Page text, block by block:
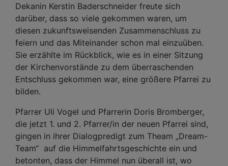
Dekanin Kerstin Baderschneider freute sich
darüber, dass so viele gekommen waren, um
diesen zukunftsweisenden Zusammenschluss zu
feiern und das Miteinander schon mal einzuüben.
Sie erzählte im Rückblick, wie es in einer Sitzung
der Kirchenvorstände zu dem überraschenden
Entschluss gekommen war, eine größere Pfarrei zu
bilden.
Pfarrer Uli Vogel und Pfarrerin Doris Bromberger,
die jetzt 1. und 2. Pfarrer/in der neuen Pfarrei sind,
gingen in ihrer Dialogpredigt zum Theam „Dream-
Team“ auf die Himmelfahrtsgeschichte ein und
betonten, dass der Himmel nun überall ist, wo